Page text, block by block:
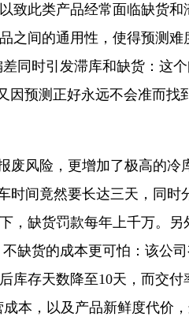
致此类产品经常面临缺货
之间的通用性，使得预测难
同时引发滞库和缺货：这
因预测正好永远不会准而找
风险，更增加了极高的冷
时间竟然要长达三天，同时
，缺货罚款每年上千万。另
缺货的成本更可怕：该公
库存天数降至10天，而交付
本，以及产品新鲜度代价